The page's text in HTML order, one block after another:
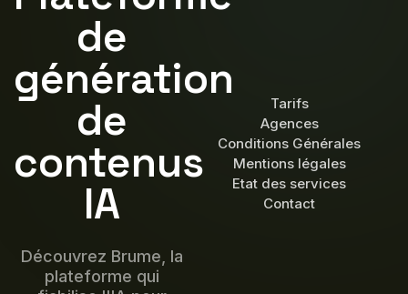
de
génération
de
contenus
IA
Découvrez Brume, la
plateforme qui
Tarifs
Agences
Conditions Générales
Mentions légales
Etat des services
Contact